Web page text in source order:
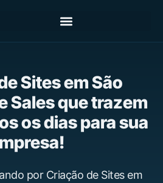
Sites em São
Sales que trazem
os dias para sua
por Criação de Sites em